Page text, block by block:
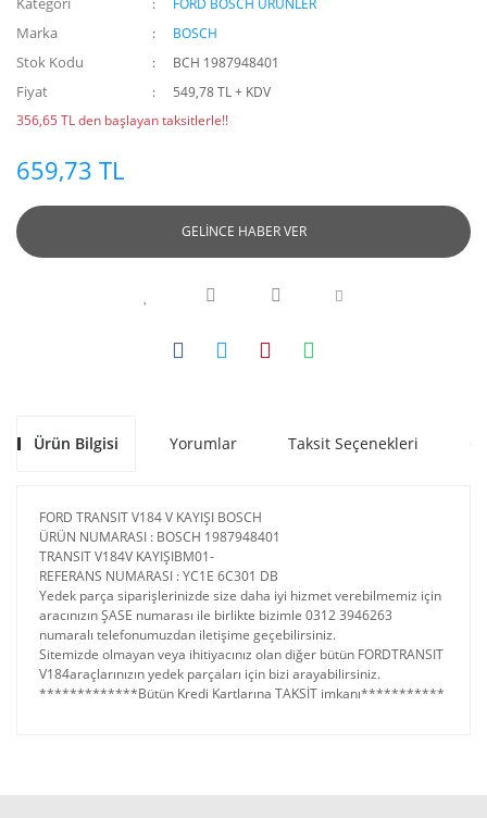
FORD BOSCH ÜRÜNLER
Marka BOSCH
Stok Kodu BCH 1987948401
Fiyat
549,78 TL + KDV
356,65 TL den başlayan taksitlerle!!
659,73 TL
GELİNCE HABER VER
Ürün Bilgisi Yorumlar Taksit Seçenekleri
FORD TRANSIT V184 V KAYIŞI BOSCH
ÜRÜN NUMARASI : BOSCH 1987948401
TRANSIT V184V KAYIŞIBM01-
REFERANS NUMARASI : YC1E 6C301 DB
Yedek parça siparişlerinizde size daha iyi hizmet verebilmemiz için
aracınızın ŞASE numarası ile birlikte bizimle 0312 3946263
numaralı telefonumuzdan iletişime geçebilirsiniz.
Sitemizde olmayan veya ihitiyacınız olan diğer bütün FORDTRANSIT
V184araçlarınızın yedek parçaları için bizi arayabilirsiniz.
*************Bütün Kredi Kartlarına TAKSİT imkanı***********